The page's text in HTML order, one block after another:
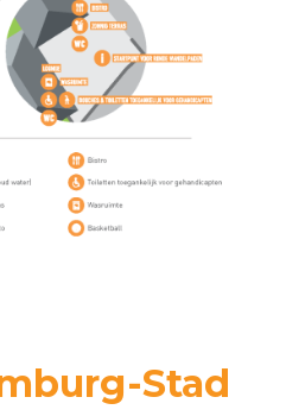
Stad